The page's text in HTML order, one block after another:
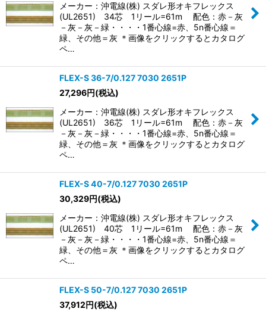
メーカー：沖電線(株) スダレ形オキフレックス
(UL2651) 34芯 1リール=61m 配色：赤－灰
－灰－灰－緑・・・・1番心線=赤、5n番心線＝
緑、その他＝灰 ＊画像をクリックするとカタログ
ペ…
FLEX-S 36-7/0.127 7030 2651P
27,296円(税込)
メーカー：沖電線(株) スダレ形オキフレックス
(UL2651) 36芯 1リール=61m 配色：赤－灰
－灰－灰－緑・・・・1番心線=赤、5n番心線＝
緑、その他＝灰 ＊画像をクリックするとカタログ
ペ…
FLEX-S 40-7/0.127 7030 2651P
30,329円(税込)
メーカー：沖電線(株) スダレ形オキフレックス
(UL2651) 40芯 1リール=61m 配色：赤－灰
－灰－灰－緑・・・・1番心線=赤、5n番心線＝
緑、その他＝灰 ＊画像をクリックするとカタログ
ペ…
FLEX-S 50-7/0.127 7030 2651P
37,912円(税込)